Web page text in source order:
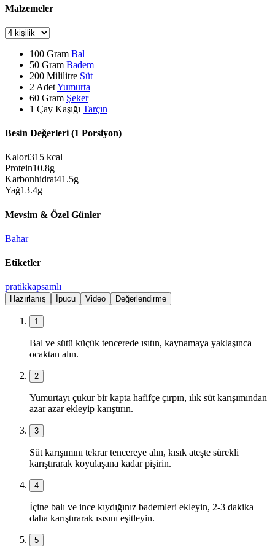
Malzemeler
100 Gram Bal
50 Gram Badem
200 Mililitre Süt
2 AdetYumurta
60 Gram Şeker
1 Çay Kaşığı Tarçın
Besin Değerleri (1 Porsiyon)
Kalori315 kcal
Protein10.8g
Karbonhidrat41.5g
Yağ13.4g
Mevsim & Özel Günler
Bahar
Etiketler
pratikkapsamlı
Hazırlanış İpucu Video Değerlendirme
1
Bal ve sütü küçük tencerede ısıtın, kaynamaya yaklaşınca
ocaktan alın.
2
Yumurtayı çukur bir kapta hafifçe çırpın, ılık süt karışımından
azar azar ekleyip karıştırın.
3
Süt karışımını tekrar tencereye alın, kısık ateşte sürekli
karıştırarak koyulaşana kadar pişirin.
4
İçine balı ve ince kıydığınız bademleri ekleyin, 2-3 dakika
daha karıştırarak ısısını eşitleyin.
5